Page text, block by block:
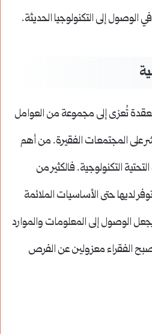
إلى التكنولوجيا الحديثة.
تُعزى إلى مجموعة من العوامل
على المجتمعات الفقيرة. من أهم
التكنولوجية. فالكثير من
لديها حتى الأساسيات الملائمة
الوصول إلى المعلومات والموارد
الفقراء معزولين عن الفرص